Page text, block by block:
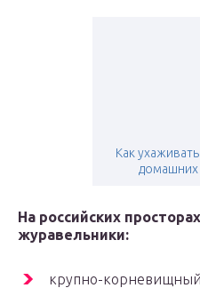
Как
домашних
На российских
журавельники:
крупно-